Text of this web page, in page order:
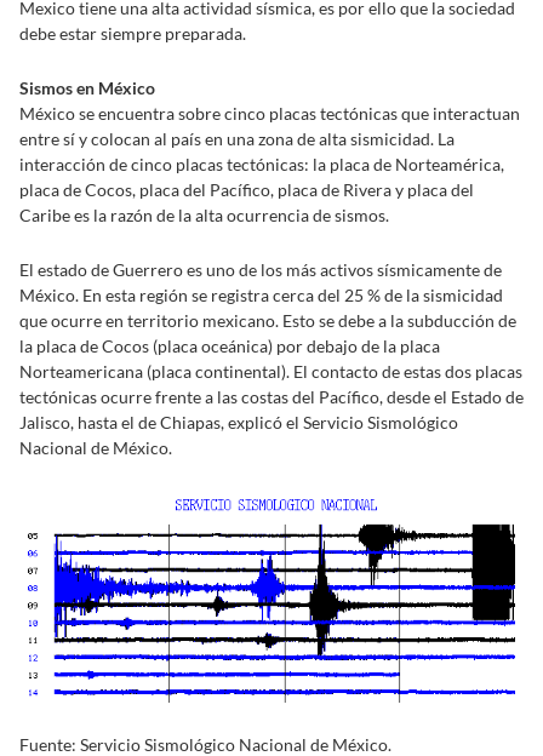
Mexico tiene una alta actividad sísmica, es por ello que la sociedad
debe estar siempre preparada.
Sismos en México
México se encuentra sobre cinco placas tectónicas que interactuan
entre sí y colocan al país en una zona de alta sismicidad. La
interacción de cinco placas tectónicas: la placa de Norteamérica,
placa de Cocos, placa del Pacífico, placa de Rivera y placa del
Caribe es la razón de la alta ocurrencia de sismos.
El estado de Guerrero es uno de los más activos sísmicamente de
México. En esta región se registra cerca del 25 % de la sismicidad
que ocurre en territorio mexicano. Esto se debe a la subducción de
la placa de Cocos (placa oceánica) por debajo de la placa
Norteamericana (placa continental). El contacto de estas dos placas
tectónicas ocurre frente a las costas del Pacífico, desde el Estado de
Jalisco, hasta el de Chiapas, explicó el Servicio Sismológico
Nacional de México.
Fuente: Servicio Sismológico Nacional de México.